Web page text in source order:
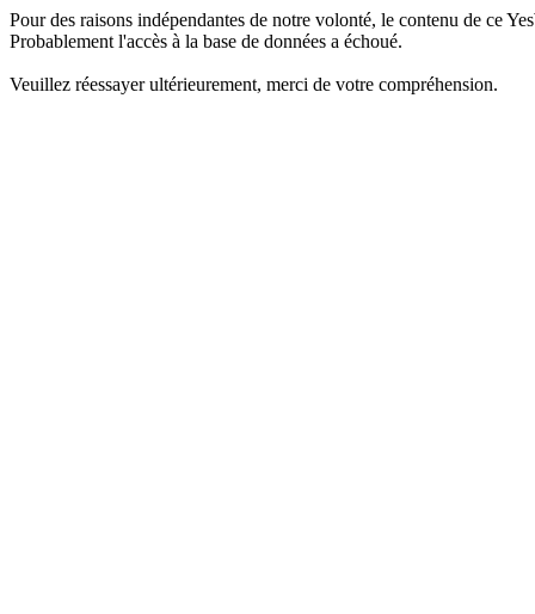
Pour des raisons indépendantes de notre volonté, le contenu de ce
Probablement l'accès à la base de données a échoué.
Veuillez réessayer ultérieurement, merci de votre compréhension.